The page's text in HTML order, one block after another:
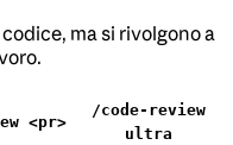
ma si rivolgono a
<pr>
/code-review
ultra